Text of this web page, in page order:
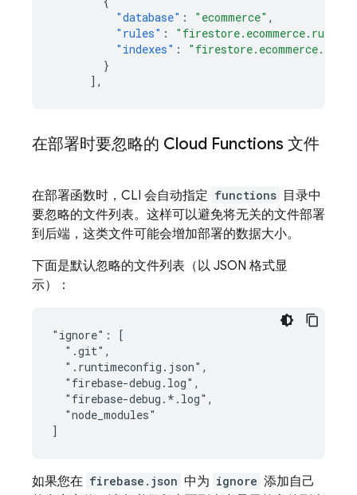
"database" : "ecommerce" ,
"rules" : "firestore.ecommerce.rules"
"indexes" :
}
],
在部署时要忽略的 Cloud Functions 文件
在部署函数时，CLI 会自动指定 functions 目录中
要忽略的文件列表。这样可以避免将无关的文件部署
到后端，这类文件可能会增加部署的数据大小。
下面是默认忽略的文件列表（以 JSON 格式显
示）：
"ignore": [
  ".git",
  ".runtimeconfig.json",
  "firebase-debug.log",
  "firebase-debug.*.log",
  "node_modules"
如果您在 firebase.json 中为 ignore 添加自己